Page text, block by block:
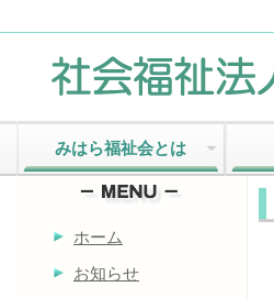
みはら福祉会とは
ホーム
お知らせ